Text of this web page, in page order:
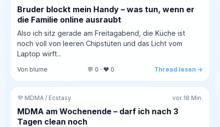
Bruder blockt mein Handy – was tun, wenn er
die Familie online ausraubt
Also ich sitz gerade am Freitagabend, die Küche ist
noch voll von leeren Chipstüten und das Licht vom
Laptop wirft...
Von blume 💬 0 · ❤️ 0 Thread lesen →
💜 MDMA / Ecstasy vor 18 Min.
MDMA am Wochenende – darf ich nach 3
Tagen clean noch